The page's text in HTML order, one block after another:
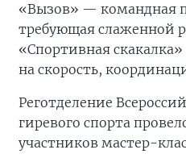
«Вызов» — командная
требующая слаженной
«Спортивная
на скорость,
Реготделение
гиревого спорта
участников мастер-